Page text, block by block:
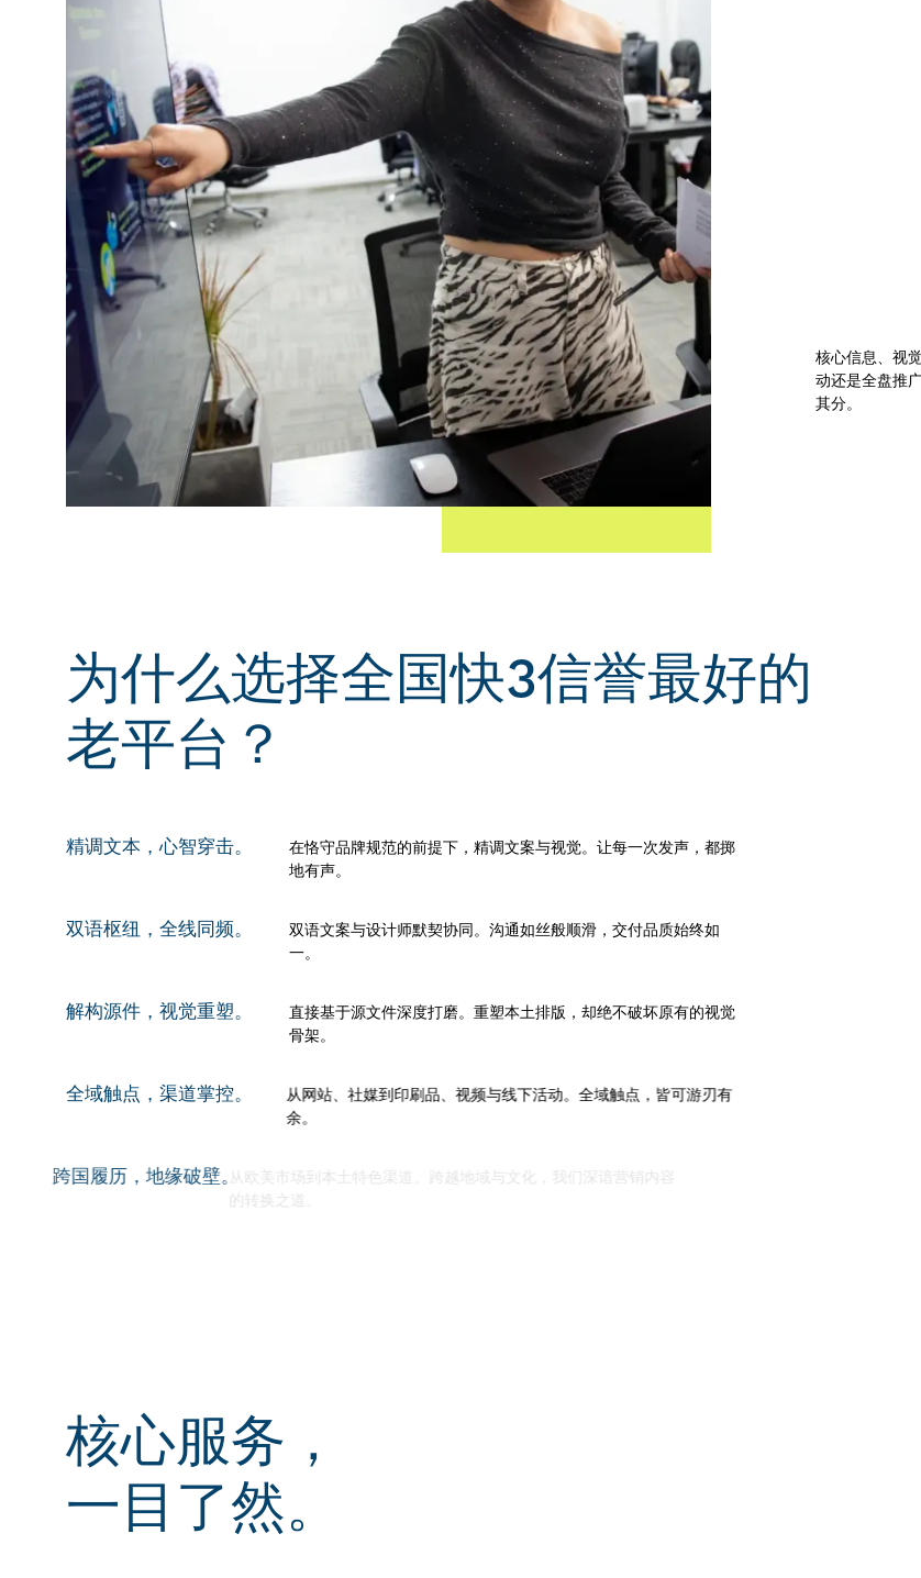
核心信息、视
动还是全盘推
其分。
为什么选择全国快3信誉最好的
老平台？
精调文本，心智穿击。
在恪守品牌规范的前提下，精调文案与视觉。让每一次发声，都掷
地有声。
双语枢纽，全线同频。
双语文案与设计师默契协同。沟通如丝般顺滑，交付品质始终如
一。
解构源件，视觉重塑。
直接基于源文件深度打磨。重塑本土排版，却绝不破坏原有的视觉
骨架。
全域触点，渠道掌控。
从网站、社媒到印刷品、视频与线下活动。全域触点，皆可游刃有
余。
跨国履历，地缘破壁。
从欧美市场到本土特色渠道。跨越地域与文化，我们深谙营销内容
核心服务，
一目了然。